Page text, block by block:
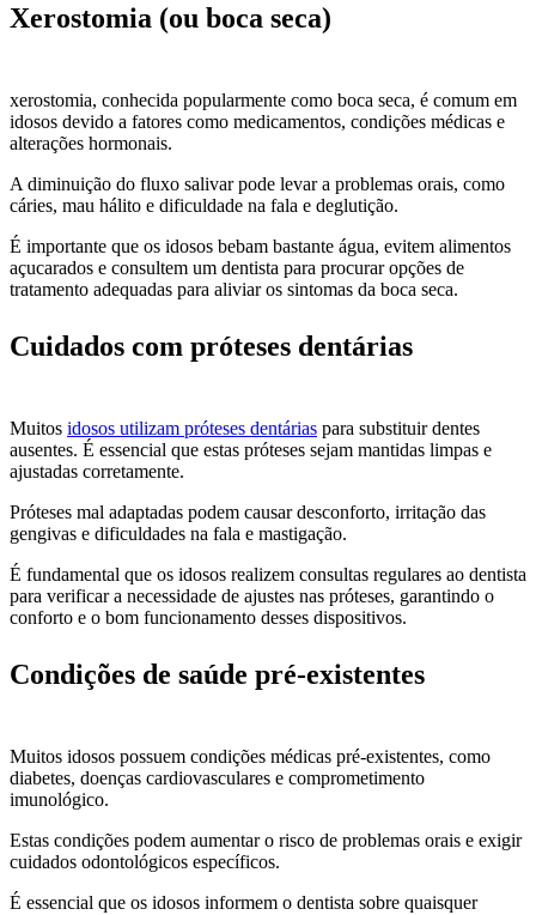
Xerostomia (ou boca seca)
xerostomia, conhecida popularmente como boca seca, é comum em
idosos devido a fatores como medicamentos, condições médicas e
alterações hormonais.
A diminuição do fluxo salivar pode levar a problemas orais, como
cáries, mau hálito e dificuldade na fala e deglutição.
É importante que os idosos bebam bastante água, evitem alimentos
açucarados e consultem um dentista para procurar opções de
tratamento adequadas para aliviar os sintomas da boca seca.
Cuidados com próteses dentárias
Muitos idosos utilizam próteses dentárias para substituir dentes
ausentes. É essencial que estas próteses sejam mantidas limpas e
ajustadas corretamente.
Próteses mal adaptadas podem causar desconforto, irritação das
gengivas e dificuldades na fala e mastigação.
É fundamental que os idosos realizem consultas regulares ao dentista
para verificar a necessidade de ajustes nas próteses, garantindo o
conforto e o bom funcionamento desses dispositivos.
Condições de saúde pré-existentes
Muitos idosos possuem condições médicas pré-existentes, como
diabetes, doenças cardiovasculares e comprometimento
imunológico.
Estas condições podem aumentar o risco de problemas orais e exigir
cuidados odontológicos específicos.
É essencial que os idosos informem o dentista sobre quaisquer